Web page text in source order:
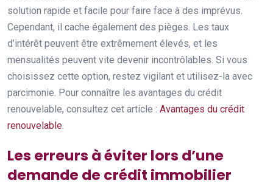
solution rapide et facile pour faire face à des imprévus.
Cependant, il cache également des pièges. Les taux
d’intérêt peuvent être extrêmement élevés, et les
mensualités peuvent vite devenir incontrôlables. Si vous
choisissez cette option, restez vigilant et utilisez-la avec
parcimonie. Pour connaître les avantages du crédit
renouvelable, consultez cet article : Avantages du crédit
renouvelable.
Les erreurs à éviter lors d’une
demande de crédit immobilier